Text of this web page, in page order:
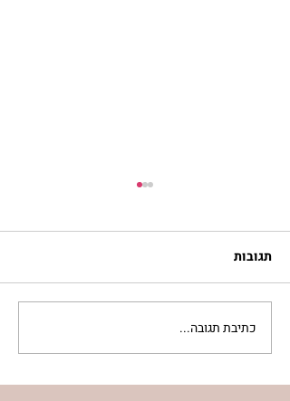
מתגעגעות לבית המפגש,
השיעור לתשעה באב | הר'
ימימה מזרחי
תגובות
כתיבת תגובה...